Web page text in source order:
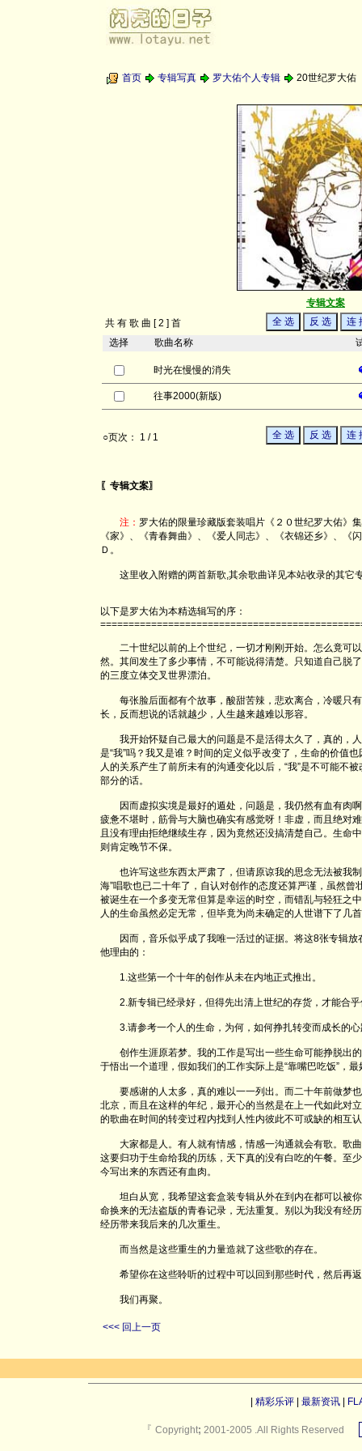
首页 专辑写真 罗大佑个人专辑 20世纪罗大佑
专辑文案
共 有 歌 曲 [ 2 ] 首
选择
歌曲名称
时光在慢慢的消失
往事2000(新版)
○页次： 1 / 1
〖专辑文案〗
注： 罗大佑的限量珍藏版套装唱片《２０世纪罗大佑》
《家》、《青春舞曲》、《爱人同志》、《衣锦还乡》、《
Ｄ。
这里收入附赠的两首新歌,其余歌曲详见本站收录的其它
以下是罗大佑为本精选辑写的序：
二十世纪以前的上个世纪，一切才刚刚开始。怎么竟可
然。其间发生了多少事情，不可能说得清楚。只知道自己脱
的三度立体交叉世界漂泊。
每张脸后面都有个故事，酸甜苦辣，悲欢离合，冷暖只
长，反而想说的话就越少，人生越来越难以形容。
我开始怀疑自己最大的问题是不是活得太久了，真的，
是“我”吗？我又是谁？时间的定义似乎改变了，生命的价值
人的关系产生了前所未有的沟通变化以后，“我”是不可能不
部分的话。
因而虚拟实境是最好的遁处，问题是，我仍然有血有肉
疲惫不堪时，筋骨与大脑也确实有感觉呀！非虚，而且绝对
且没有理由拒绝继续生存，因为竟然还没搞清楚自己。生命
则肯定晚节不保。
也许写这些东西太严肃了，但请原谅我的思念无法被我制
海”唱歌也已二十年了，自认对创作的态度还算严谨，虽然
被诞生在一个多变无常但算是幸运的时空，而错乱与轻狂之
人的生命虽然必定无常，但毕竟为尚未确定的人世谱下了几
因而，音乐似乎成了我唯一活过的证据。将这8张专辑放
他理由的：
1.这些第一个十年的创作从未在内地正式推出。
2.新专辑已经录好，但得先出清上世纪的存货，才能合乎
3.请参考一个人的生命，为何，如何挣扎转变而成长的心
创作生涯原若梦。我的工作是写出一些生命可能挣脱出
于悟出一个道理，假如我们的工作实际上是“靠嘴巴吃饭”，
要感谢的人太多，真的难以一一列出。而二十年前做梦
北京，而且在这样的年纪，最开心的当然是在上一代如此对
的歌曲在时间的转变过程内找到人性内彼此不可或缺的相互
大家都是人。有人就有情感，情感一沟通就会有歌。歌
这要归功于生命给我的历练，天下真的没有白吃的午餐。至
今写出来的东西还有血肉。
坦白从宽，我希望这套盒装专辑从外在到内在都可以被
命换来的无法盗版的青春记录，无法重复。别以为我没有经
经历带来我后来的几次重生。
而当然是这些重生的力量造就了这些歌的存在。
希望你在这些聆听的过程中可以回到那些时代，然后再
我们再聚。
<<< 回上一页
精彩乐评| 最新资讯|
『 Copyright; 2001-2005 .All Rights Reserved